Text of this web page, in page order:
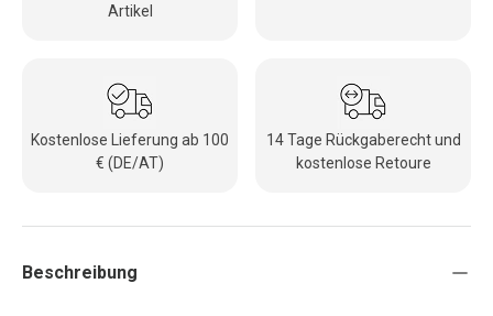
Artikel
Kostenlose Lieferung ab 100
€ (DE/AT)
14 Tage Rückgaberecht und
kostenlose Retoure
Beschreibung